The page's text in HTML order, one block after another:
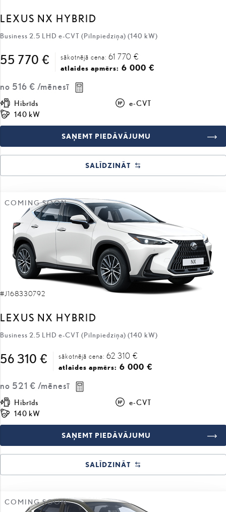
LEXUS NX HYBRID
Business 2.5 LHD e-CVT (Pilnpiedziņa) (140 kW)
55 770 € sākotnējā cena: 61 770 €
atlaides apmērs: 6 000 €
no 516 € /mēnesī
Hibrīds
e-CVT
140 kW
SAŅEMT PIEDĀVĀJUMU
SALĪDZINĀT
COMING SOON
#J168330792
LEXUS NX HYBRID
Business 2.5 LHD e-CVT (Pilnpiedziņa) (140 kW)
56 310 € sākotnējā cena: 62 310 €
atlaides apmērs: 6 000 €
no 521 € /mēnesī
Hibrīds
e-CVT
140 kW
SAŅEMT PIEDĀVĀJUMU
SALĪDZINĀT
COMING SOON